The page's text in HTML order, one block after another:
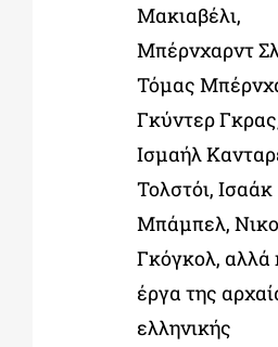
Μακιαβέλι,
Μπέρνχαρντ
Τόμας
Γκύντερ
Ισμαήλ
Τολστόι, Ισαάκ
Μπάμπελ,
Γκόγκολ, αλλά
έργα της
ελληνικής